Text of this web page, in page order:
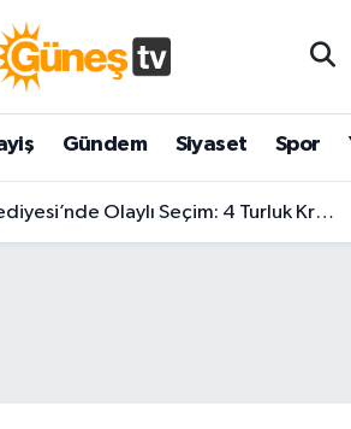
Gündem Siyaset Spor
Seçim: 4 Turluk Krizin Ardından Sibel Tan Çetinkaya Kazandı!
Eczaneler
Durumu
Vakitleri